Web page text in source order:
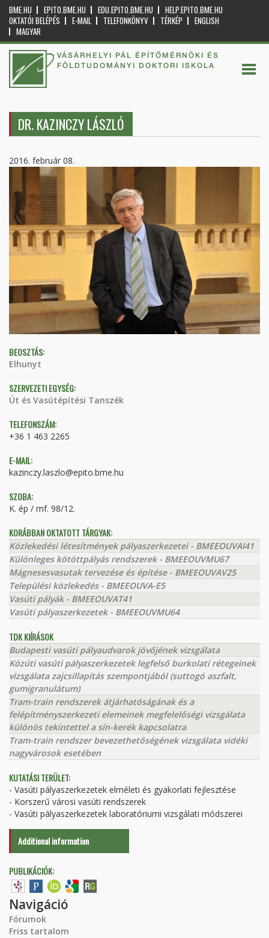
BME.HU EPITO.BME.HU EDU.EPITO.BME.HU
HELP.EPITO.BME.HU
OKTATÓI BELÉPÉS
E-MAIL TELEFONKÖNYV TÉRKÉP
ENGLISH
MAGYAR
VÁSÁRHELYI PÁL ÉPÍTŐMÉRNÖKI ÉS
FÖLDTUDOMÁNYI DOKTORI ISKOLA
DR. KAZINCZY LÁSZLÓ
2016. február 08.
BEOSZTÁS:
Elhunyt
SZERVEZETI EGYSÉG:
Út és Vasútépítési Tanszék
TELEFONSZÁM:
+36 1 463 2265
E-MAIL:
kazinczy.laszlo@epito.bme.hu
SZOBA:
K. ép / mf. 98/12.
KORÁBBAN OKTATOTT TÁRGYAK:
Közlekedési létesítmények pályaszerkezetei - BMEEOUVAI41
Különleges kötöttpályás rendszerek - BMEEOUVMU67
Mágnesesvasutak tervezése és építése - BMEEOUVAV25
Települési közlekedés - BMEEOUVA-E5
Vasúti pályák - BMEEOUVAT41
Vasúti pályaszerkezetek - BMEEOUVMU64
TDK KIÍRÁSOK
Budapesti vasúti pályaudvarok jövőjének vizsgálata
Közúti vasúti pályaszerkezetek legfelső burkolati rétegeinek
vizsgálata zajcsillapítás szempontjából (suttogó aszfalt,
gumigranulátum)
Tram-train rendszerek átjárhatóságának és a
felépítményszerkezeti elemeinek megfelelőségi vizsgálata
különös tekintettel a sín-kerék kapcsolatra
Tram-train rendszer bevezethetőségének vizsgálata vidéki
nagyvárosok esetében
KUTATÁSI TERÜLET:
- Vasúti pályaszerkezetek elméleti és gyakorlati fejlesztése
- Korszerű városi vasúti rendszerek
- Vasúti pályaszerkezetek laboratóriumi vizsgálati módszerei
Additional information
PUBLIKÁCIÓK:
Navigáció
Fórumok
Friss tartalom